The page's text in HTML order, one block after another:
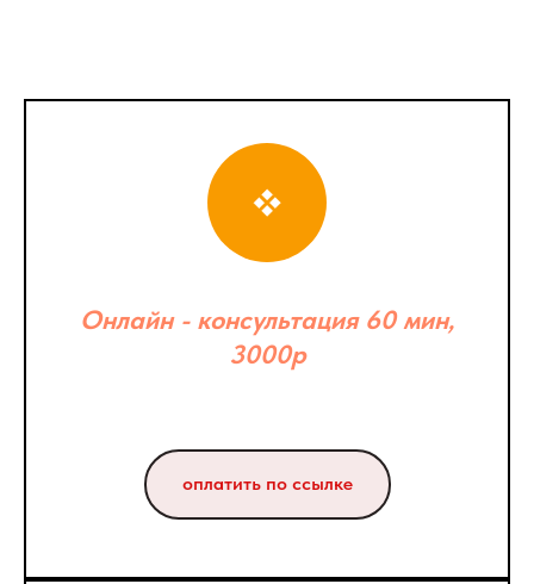
Онлайн - консультация 60 мин,
3000р
оплатить по ссылке